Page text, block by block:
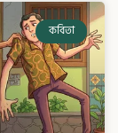
কবিতা